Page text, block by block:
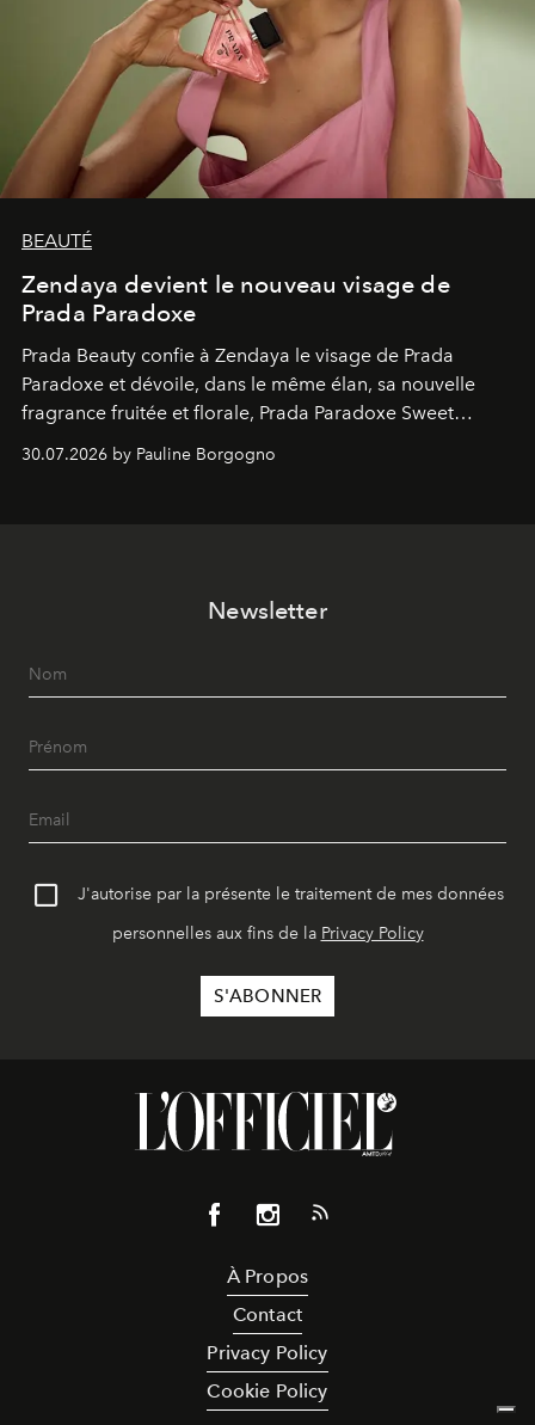
BEAUTÉ
Zendaya devient le nouveau visage de
Prada Paradoxe
Prada Beauty confie à Zendaya le visage de Prada
Paradoxe et dévoile, dans le même élan, sa nouvelle
fragrance fruitée et florale, Prada Paradoxe Sweet
Chemistry Eau de Parfum.
30.07.2026 by Pauline Borgogno
Newsletter
J'autorise par la présente le traitement de mes données
personnelles aux fins de la Privacy Policy
À Propos
Contact
Privacy Policy
Cookie Policy